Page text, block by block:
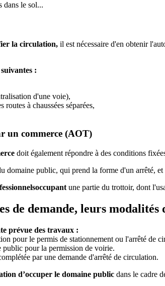
dans le sol...
la circulation, il est nécessaire d'en obtenir
:
d'une voie),
routes à chaussées séparées,
un commerce (AOT)
doit également répondre à des conditions
domaine public, qui prend la forme d'un arrêté, et
occupant une partie du trottoir, dont
de demande, leurs modalités
prévue des travaux :
pour le permis de stationnement ou l'arrêté de
public pour la permission de voirie.
par une demande d'arrêté de circulation.
d’occuper le domaine public dans le cadre